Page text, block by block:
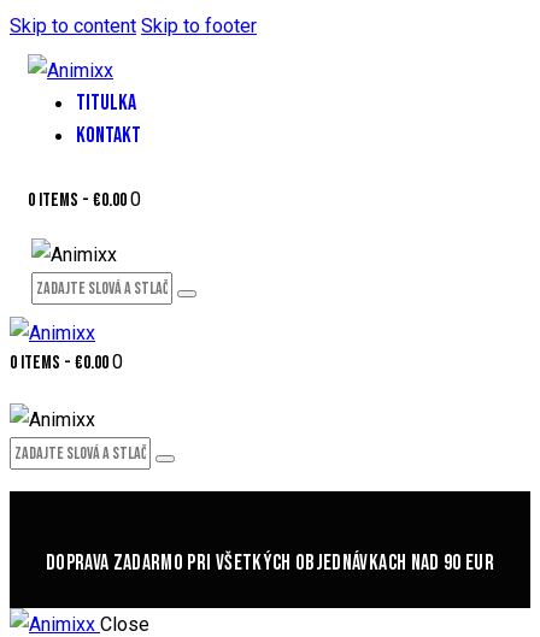
Skip to content Skip to footer
TITULKA
KONTAKT
0 items - €0.000
0 items - €0.000
DOPRAVA ZADARMO PRI VŠETKÝCH OBJEDNÁVKACH NAD 90 EUR
Close